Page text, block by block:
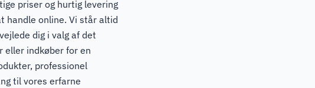
priser og hurtig levering
handle online. Vi står altid
dig i valg af det
eller indkøber for en
professionel
til vores erfarne